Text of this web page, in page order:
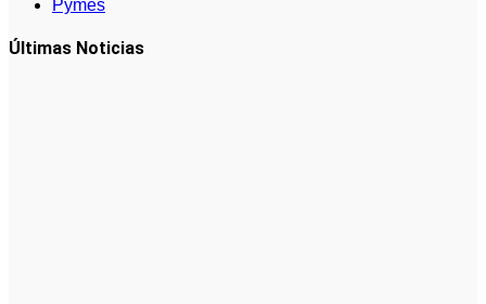
Pymes
Últimas Noticias